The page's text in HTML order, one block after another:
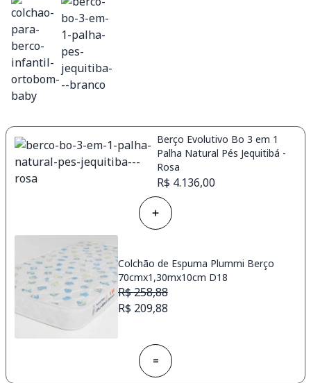
Berço Evolutivo Bo 3 em 1
Palha Natural Pés Jequitibá -
Rosa
R$ 4.136,00
Colchão de Espuma Plummi Berço
70cmx1,30mx10cm D18
R$ 258,88
R$ 209,88
=